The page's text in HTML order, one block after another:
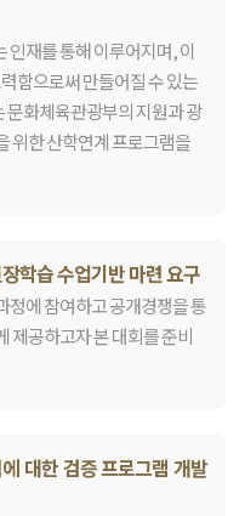
인재를 통해 이루어지며, 이
함으로써 만들어질 수 있는
문화체육관광부의 지원과 광
위한 산학연계 프로그램을
학습 수업기반 마련 요구
정에 참여하고 공개경쟁을 통
제공하고자 본 대회를 준비
대한 검증 프로그램 개발